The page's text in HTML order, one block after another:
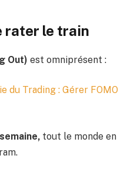
rater le train
Out) est omniprésent :
du Trading : Gérer FOMO
tout le monde en